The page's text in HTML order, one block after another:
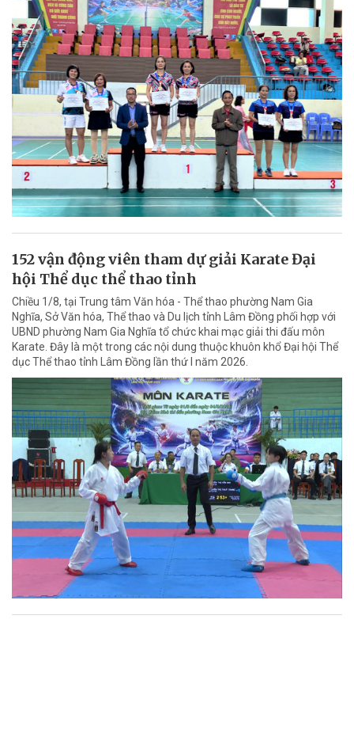
152 vận động viên tham dự giải Karate Đại
hội Thể dục thể thao tỉnh
Chiều 1/8, tại Trung tâm Văn hóa - Thể thao phường Nam Gia
Nghĩa, Sở Văn hóa, Thể thao và Du lịch tỉnh Lâm Đồng phối hợp với
UBND phường Nam Gia Nghĩa tổ chức khai mạc giải thi đấu môn
Karate. Đây là một trong các nội dung thuộc khuôn khổ Đại hội Thể
dục Thể thao tỉnh Lâm Đồng lần thứ I năm 2026.